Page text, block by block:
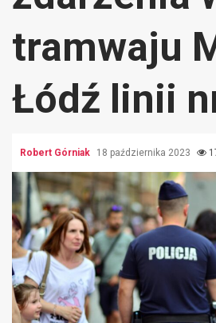
tramwaju
Łódź linii
Robert Górniak 18 października 2023